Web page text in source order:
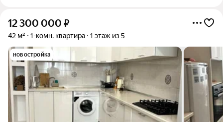
12 300 000 ₽
42 м² 1-комн. квартира 1 этаж из 5
новостройка